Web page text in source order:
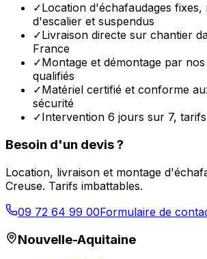
✓Location d'échafaudages fixes,
d'escalier et suspendus
✓Livraison directe sur chantier
France
✓Montage et démontage par
qualifiés
✓Matériel certifié et conforme
sécurité
✓Intervention 6 jours sur 7,
Besoin d'un devis ?
Location, livraison et montage
Creuse. Tarifs imbattables.
09 72 64 99 00Formulaire de
Nouvelle-Aquitaine